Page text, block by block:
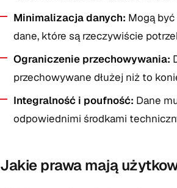
Minimalizacja danych: Mogą
dane, które są rzeczywiście
Ograniczenie przechowywania:
przechowywane dłużej niż to
Integralność i poufność: Dane
odpowiednimi środkami
Jakie prawa mają